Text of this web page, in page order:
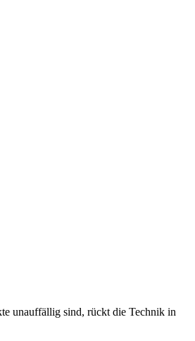
unauffällig sind, rückt die Technik in